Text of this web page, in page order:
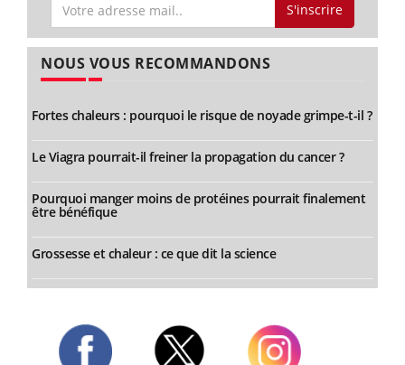
S'inscrire
NOUS VOUS RECOMMANDONS
Fortes chaleurs : pourquoi le risque de noyade grimpe-t-il ?
Le Viagra pourrait-il freiner la propagation du cancer ?
Pourquoi manger moins de protéines pourrait finalement
être bénéfique
Grossesse et chaleur : ce que dit la science